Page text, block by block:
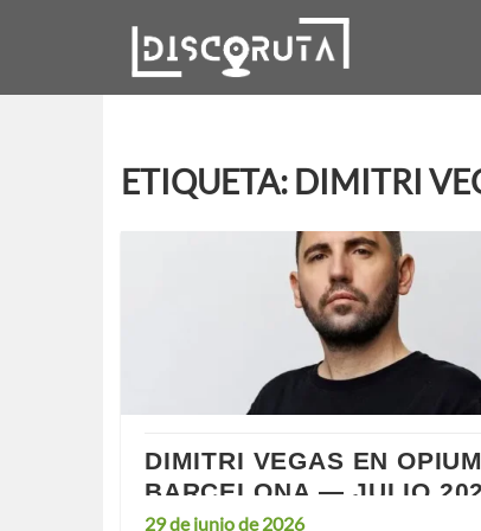
ETIQUETA: DIMITRI
DIMITRI VEGAS EN OPIUM
BARCELONA — JULIO
Posted
29 de junio de 2026